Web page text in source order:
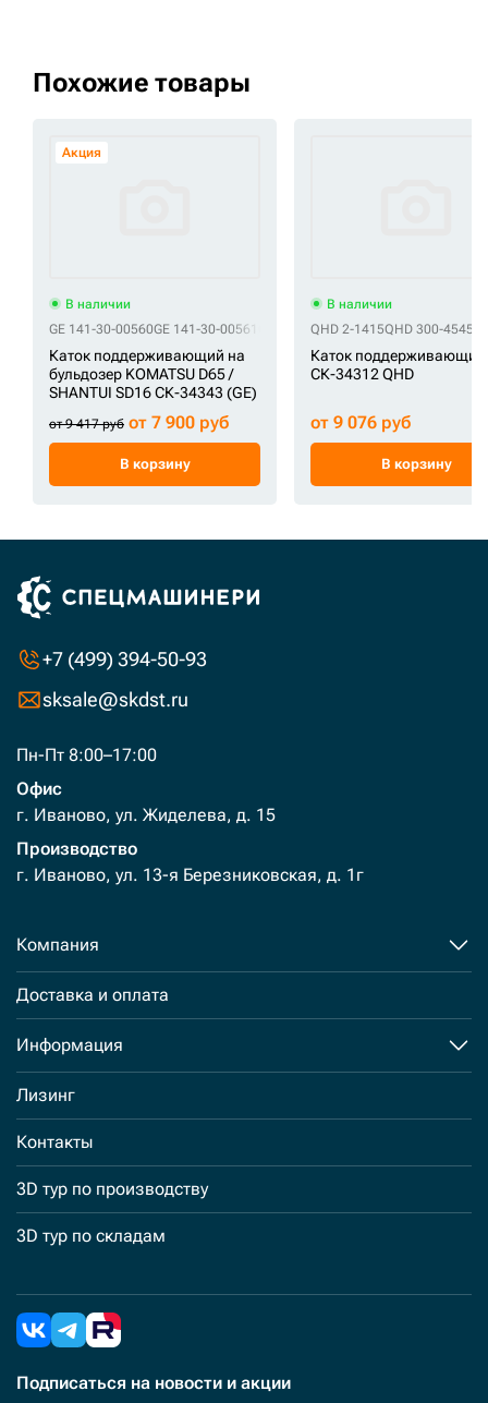
Похожие товары
Акция
В наличии
GE 141-30-00560GE 141-30-00561 GE 141-30-00562GE 141-30-00563
Каток поддерживающий на
бульдозер KOMATSU D65 /
SHANTUI SD16 СК-34343 (GE)
от 9 417 руб от 7 900 руб
В корзину
В наличии
QHD 2-1415QHD 300-4545
Каток поддерживающий
СК-34312 QHD
от 9 076 руб
В корзину
+7 (499) 394-50-93
sksale@skdst.ru
Пн-Пт 8:00–17:00
Офис
г. Иваново, ул. Жиделева, д. 15
Производство
г. Иваново, ул. 13-я Березниковская, д. 1г
Компания
Доставка и оплата
Информация
Лизинг
Контакты
3D тур по производству
3D тур по складам
Подписаться на новости и акции